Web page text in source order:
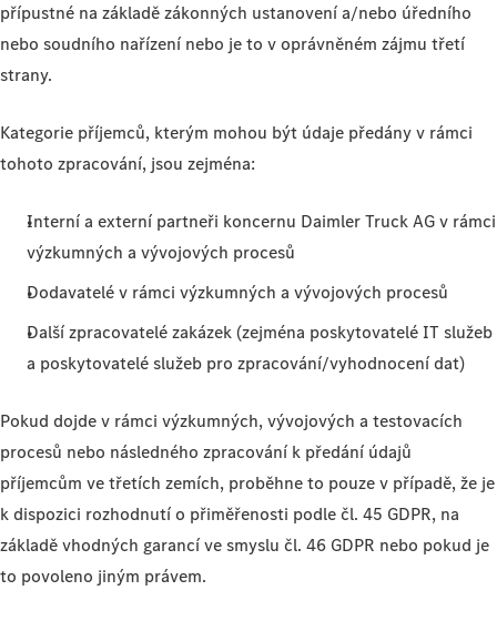
přípustné na základě zákonných ustanovení a/nebo úředního
nebo soudního nařízení nebo je to v oprávněném zájmu třetí
strany.
Kategorie příjemců, kterým mohou být údaje předány v rámci
tohoto zpracování, jsou zejména:
Interní a externí partneři koncernu Daimler Truck AG v rámci
výzkumných a vývojových procesů
Dodavatelé v rámci výzkumných a vývojových procesů
Další zpracovatelé zakázek (zejména poskytovatelé IT služeb
a poskytovatelé služeb pro zpracování/vyhodnocení dat)
Pokud dojde v rámci výzkumných, vývojových a testovacích
procesů nebo následného zpracování k předání údajů
příjemcům ve třetích zemích, proběhne to pouze v případě, že je
k dispozici rozhodnutí o přiměřenosti podle čl. 45 GDPR, na
základě vhodných garancí ve smyslu čl. 46 GDPR nebo pokud je
to povoleno jiným právem.